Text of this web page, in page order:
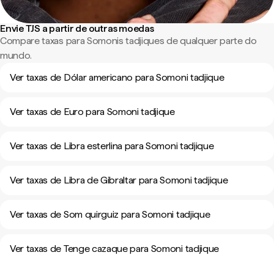
Envie TJS a partir de outras moedas
Compare taxas para Somonis tadjiques de qualquer parte do
mundo.
Ver taxas de Dólar americano para Somoni tadjique
Ver taxas de Euro para Somoni tadjique
Ver taxas de Libra esterlina para Somoni tadjique
Ver taxas de Libra de Gibraltar para Somoni tadjique
Ver taxas de Som quirguiz para Somoni tadjique
Ver taxas de Tenge cazaque para Somoni tadjique